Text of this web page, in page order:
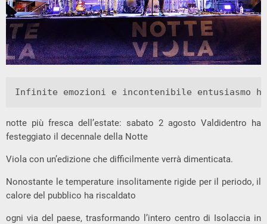
Infinite emozioni e incontenibile entusiasmo
notte più fresca dell’estate: sabato 2 agosto Valdidentro ha
festeggiato il decennale della Notte
Viola con un’edizione che difficilmente verrà dimenticata.
Nonostante le temperature insolitamente rigide per il periodo, il
calore del pubblico ha riscaldato
ogni via del paese, trasformando l’intero centro di Isolaccia in